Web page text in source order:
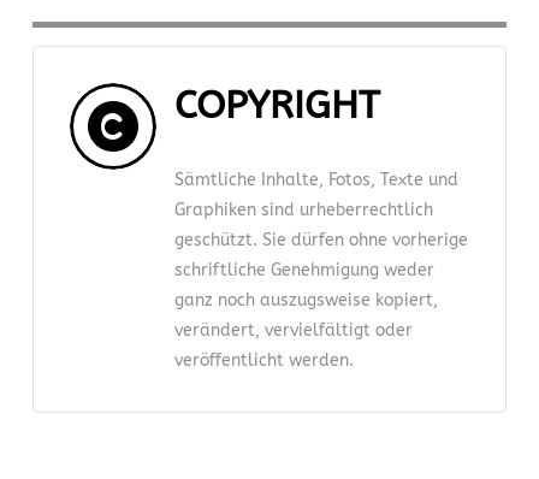
COPYRIGHT
Sämtliche Inhalte, Fotos, Texte und
Graphiken sind urheberrechtlich
geschützt. Sie dürfen ohne vorherige
schriftliche Genehmigung weder
ganz noch auszugsweise kopiert,
verändert, vervielfältigt oder
veröffentlicht werden.